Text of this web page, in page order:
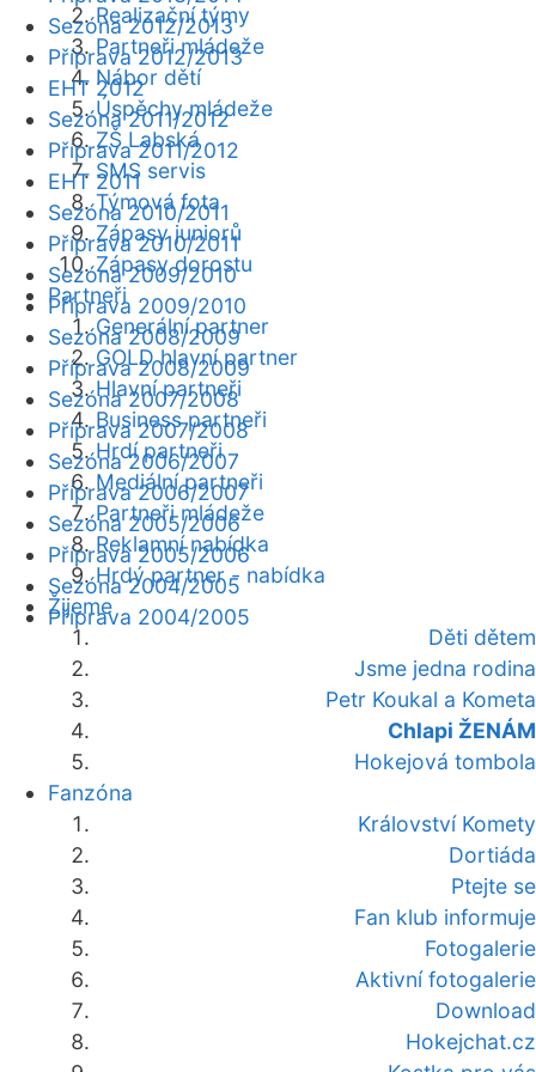
Realizační týmy
Partneři mládeže
Nábor dětí
Úspěchy mládeže
ZŠ Labská
SMS servis
Týmová fota
Zápasy juniorů
Zápasy dorostu
Partneři
Generální partner
GOLD hlavní partner
Hlavní partneři
Business partneři
Hrdí partneři
Mediální partneři
Partneři mládeže
Reklamní nabídka
Hrdý partner - nabídka
Žijeme
Děti dětem
Jsme jedna rodina
Petr Koukal a Kometa
Chlapi ŽENÁM
Hokejová tombola
Fanzóna
Království Komety
Dortiáda
Ptejte se
Fan klub informuje
Fotogalerie
Aktivní fotogalerie
Download
Hokejchat.cz
Sezóna 2012/2013
Příprava 2012/2013
EHT 2012
Sezóna 2011/2012
Příprava 2011/2012
EHT 2011
Sezóna 2010/2011
Příprava 2010/2011
Sezóna 2009/2010
Příprava 2009/2010
Sezóna 2008/2009
Příprava 2008/2009
Sezóna 2007/2008
Příprava 2007/2008
Sezóna 2006/2007
Příprava 2006/2007
Sezóna 2005/2006
Příprava 2005/2006
Sezóna 2004/2005
Příprava 2004/2005